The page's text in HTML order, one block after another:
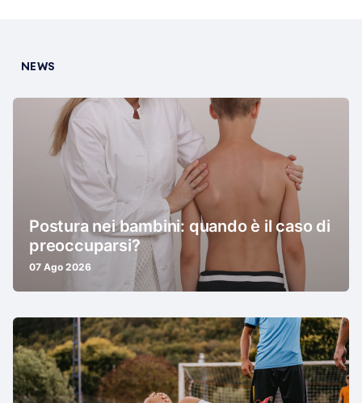
NEWS
Postura nei bambini: quando è il caso di
preoccuparsi?
07 Ago 2026